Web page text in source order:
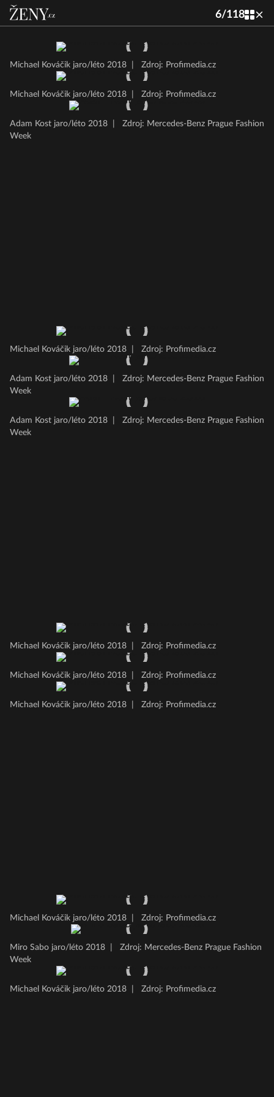
6/118
Michael Kováčik jaro/léto 2018 Zdroj: Profimedia.cz
Michael Kováčik jaro/léto 2018 Zdroj: Profimedia.cz
Adam Kost jaro/léto 2018
Zdroj: Mercedes-Benz Prague Fashion
Week
Michael Kováčik jaro/léto 2018 Zdroj: Profimedia.cz
Adam Kost jaro/léto 2018
Zdroj: Mercedes-Benz Prague Fashion
Week
Adam Kost jaro/léto 2018
Zdroj: Mercedes-Benz Prague Fashion
Week
Michael Kováčik jaro/léto 2018 Zdroj: Profimedia.cz
Michael Kováčik jaro/léto 2018 Zdroj: Profimedia.cz
Michael Kováčik jaro/léto 2018 Zdroj: Profimedia.cz
Michael Kováčik jaro/léto 2018 Zdroj: Profimedia.cz
Miro Sabo jaro/léto 2018
Zdroj: Mercedes-Benz Prague Fashion
Week
Michael Kováčik jaro/léto 2018 Zdroj: Profimedia.cz